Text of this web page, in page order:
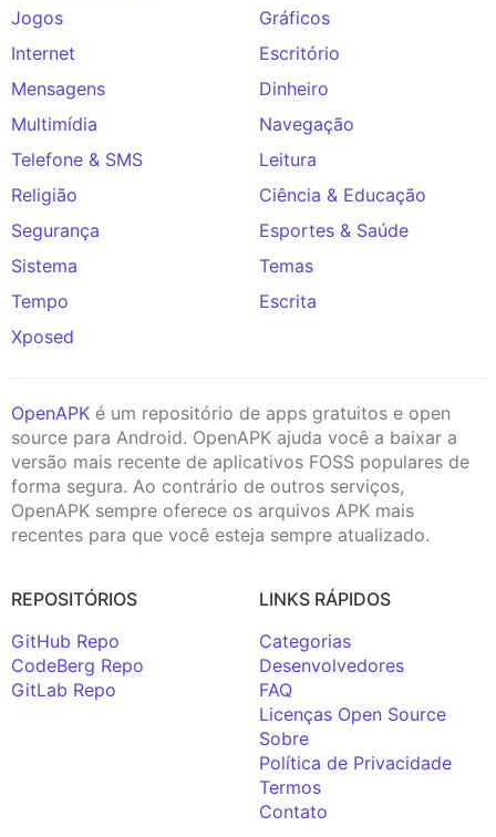
Jogos
Gráficos
Internet
Escritório
Mensagens
Dinheiro
Multimídia
Navegação
Telefone & SMS
Leitura
Religião
Ciência & Educação
Segurança
Esportes & Saúde
Sistema
Temas
Tempo
Escrita
Xposed
OpenAPK é um repositório de apps gratuitos e open
source para Android. OpenAPK ajuda você a baixar a
versão mais recente de aplicativos FOSS populares de
forma segura. Ao contrário de outros serviços,
OpenAPK sempre oferece os arquivos APK mais
recentes para que você esteja sempre atualizado.
REPOSITÓRIOS
GitHub Repo
CodeBerg Repo
GitLab Repo
LINKS RÁPIDOS
Categorias
Desenvolvedores
FAQ
Licenças Open Source
Sobre
Política de Privacidade
Termos
Contato